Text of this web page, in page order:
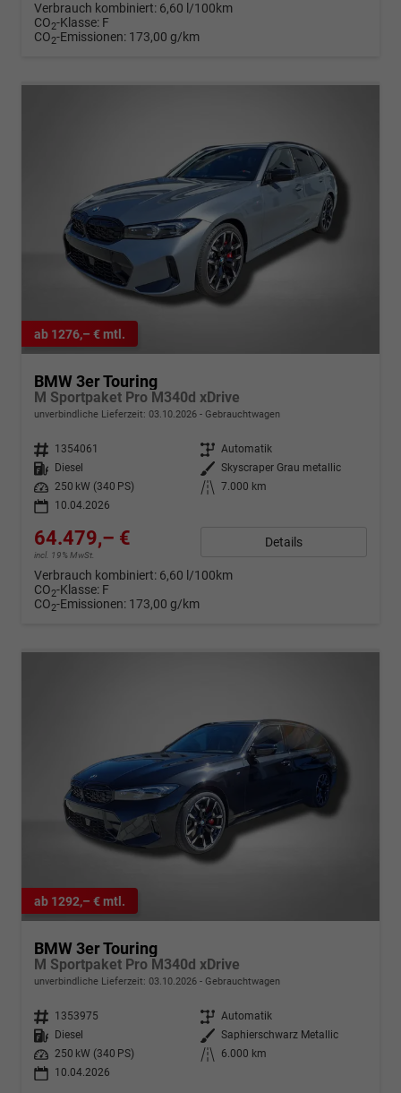
Verbrauch kombiniert: 6,60 l/100km
CO2-Klasse: F
CO2-Emissionen: 173,00 g/km
ab 1276,– € mtl.
BMW 3er Touring
M Sportpaket Pro M340d xDrive
unverbindliche Lieferzeit: 03.10.2026 Gebrauchtwagen
Fahrzeugnr. 1354061 Getriebe Automatik
Kraftstoff
Diesel Außenfarbe Skyscraper Grau metallic
Leistung
250 kW (340 PS) Kilometerstand
7.000 km
10.04.2026
64.479,– €
incl. 19% MwSt.
Details
Verbrauch kombiniert: 6,60 l/100km
CO2-Klasse: F
CO2-Emissionen: 173,00 g/km
ab 1292,– € mtl.
BMW 3er Touring
M Sportpaket Pro M340d xDrive
unverbindliche Lieferzeit: 03.10.2026 Gebrauchtwagen
Fahrzeugnr. 1353975 Getriebe Automatik
Kraftstoff
Diesel Außenfarbe Saphierschwarz Metallic
Leistung
250 kW (340 PS) Kilometerstand
6.000 km
10.04.2026